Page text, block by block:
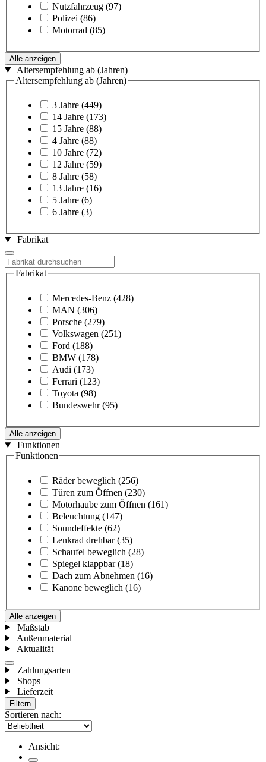
Nutzfahrzeug (97)
Polizei (86)
Motorrad (85)
Alle anzeigen
Altersempfehlung ab (Jahren)
Altersempfehlung ab (Jahren)
3 Jahre (449)
14 Jahre (173)
15 Jahre (88)
4 Jahre (88)
10 Jahre (72)
12 Jahre (59)
8 Jahre (58)
13 Jahre (16)
5 Jahre (6)
6 Jahre (3)
Fabrikat
Fabrikat
Mercedes-Benz (428)
MAN (306)
Porsche (279)
Volkswagen (251)
Ford (188)
BMW (178)
Audi (173)
Ferrari (123)
Toyota (98)
Bundeswehr (95)
Alle anzeigen
Funktionen
Funktionen
Räder beweglich (256)
Türen zum Öffnen (230)
Motorhaube zum Öffnen (161)
Beleuchtung (147)
Soundeffekte (62)
Lenkrad drehbar (35)
Schaufel beweglich (28)
Spiegel klappbar (18)
Dach zum Abnehmen (16)
Kanone beweglich (16)
Alle anzeigen
Maßstab
Außenmaterial
Aktualität
Zahlungsarten
Shops
Lieferzeit
Filtern
Sortieren nach:
Ansicht: